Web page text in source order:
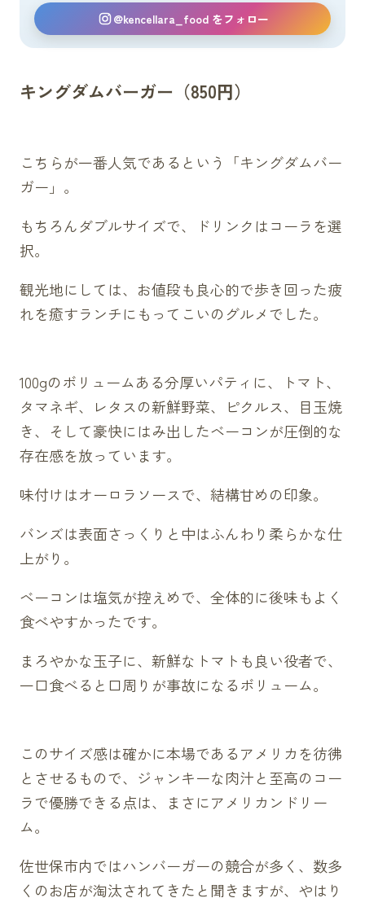
@kencellara_food をフォロー
キングダムバーガー（850円）
こちらが一番人気であるという「キングダムバー
ガー」。
もちろんダブルサイズで、ドリンクはコーラを選
択。
観光地にしては、お値段も良心的で歩き回った疲
れを癒すランチにもってこいのグルメでした。
100gのボリュームある分厚いパティに、トマト、
タマネギ、レタスの新鮮野菜、ピクルス、目玉焼
き、そして豪快にはみ出したベーコンが圧倒的な
存在感を放っています。
味付けはオーロラソースで、結構甘めの印象。
バンズは表面さっくりと中はふんわり柔らかな仕
上がり。
ベーコンは塩気が控えめで、全体的に後味もよく
食べやすかったです。
まろやかな玉子に、新鮮なトマトも良い役者で、
一口食べると口周りが事故になるボリューム。
このサイズ感は確かに本場であるアメリカを彷彿
とさせるもので、ジャンキーな肉汁と至高のコー
ラで優勝できる点は、まさにアメリカンドリー
ム。
佐世保市内ではハンバーガーの競合が多く、数多
くのお店が淘汰されてきたと聞きますが、やはり